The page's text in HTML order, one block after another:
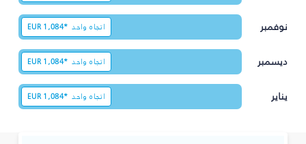
نوفمبر اتجاه واحد EUR 1,084*
ديسمبر اتجاه واحد EUR 1,084*
يناير اتجاه واحد EUR 1,084*